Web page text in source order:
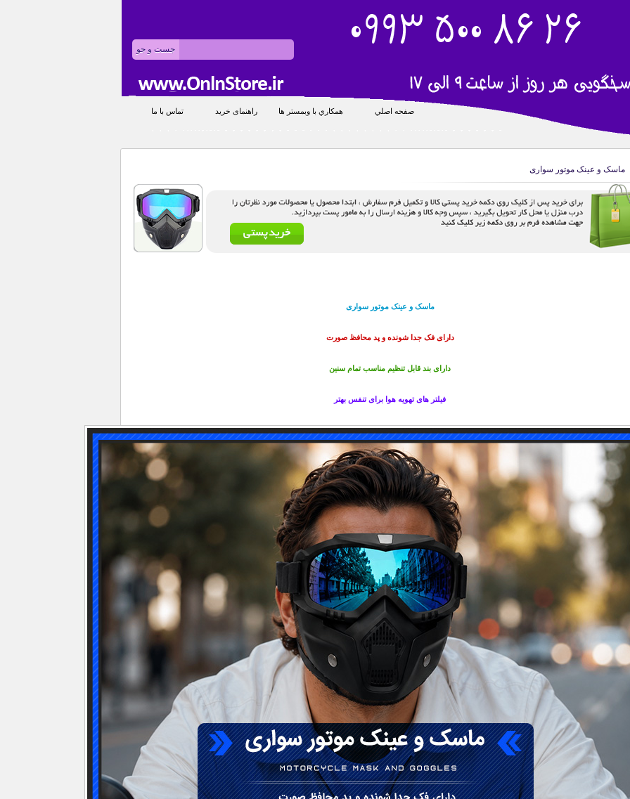
صفحه اصلي همکاري با وبمستر ها راهنمای خرید تماس با ما
ماسک و عینک موتور سواری
ماسک و عینک موتور سواری
دارای فک جدا شونده و پد محافظ صورت
دارای بند قابل تنظیم مناسب تمام سنین
فیلتر های تهویه هوا برای تنفس بهتر